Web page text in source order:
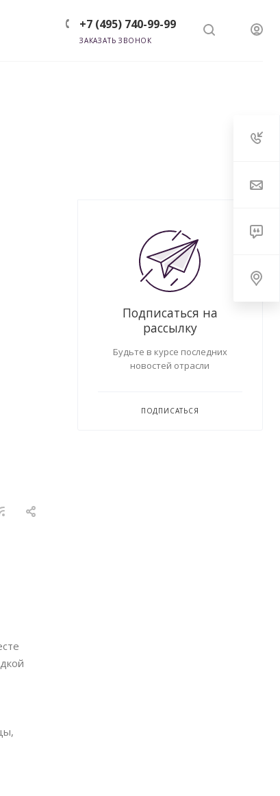
+7 (495) 740-99-99
ЗАКАЗАТЬ ЗВОНОК
Подписаться на
рассылку
Будьте в курсе последних
новостей отрасли
ПОДПИСАТЬСЯ